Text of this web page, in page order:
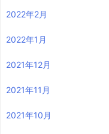
2022年2月
2022年1月
2021年12月
2021年11月
2021年10月